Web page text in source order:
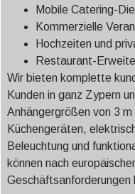
Mobile Catering-
Kommerzielle
Hochzeiten und
Restaurant-
Wir bieten komplette
Kunden in ganz Zypern
Anhängergrößen von 3
Küchengeräten,
Beleuchtung und
können nach